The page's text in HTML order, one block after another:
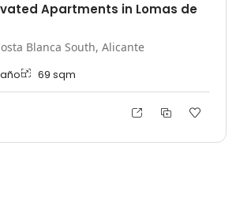
Apartments in Lomas de
Blanca South, Alicante
69 sqm